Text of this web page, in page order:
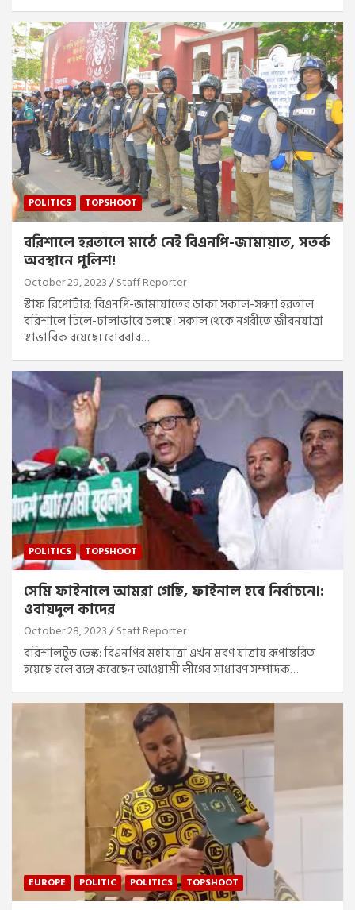
POLITICS TOPSHOOT
বরিশালে হরতালে মাঠে নেই বিএনপি-জামায়াত, সতর্ক
অবস্থানে পুলিশ!
October 29, 2023 Staff Reporter
স্টাফ রিপোর্টার: বিএনপি-জামায়াতের ডাকা সকাল-সন্ধ্যা হরতাল
বরিশালে ঢিলে-ঢালাভাবে চলছে। সকাল থেকে নগরীতে জীবনযাত্রা
স্বাভাবিক রয়েছে। রোববার…
POLITICS TOPSHOOT
সেমি ফাইনালে আমরা গেছি, ফাইনাল হবে নির্বাচনে।:
ওবায়দুল কাদের
October 28, 2023 Staff Reporter
বরিশালটুড ডেস্ক: বিএনপির মহাযাত্রা এখন মরণ যাত্রায় রূপান্তরিত
হয়েছে বলে ব্যঙ্গ করেছেন আওয়ামী লীগের সাধারণ সম্পাদক…
EUROPE POLITIC POLITICS TOPSHOOT